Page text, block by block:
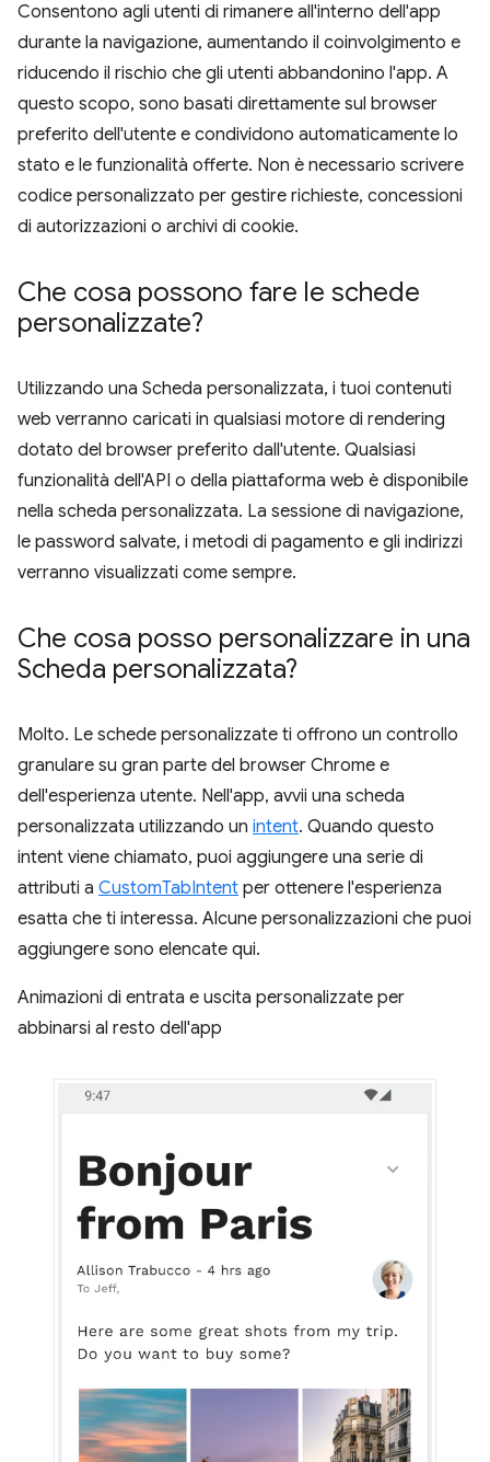
Consentono agli utenti di rimanere all'interno dell'app
durante la navigazione, aumentando il coinvolgimento e
riducendo il rischio che gli utenti abbandonino l'app. A
questo scopo, sono basati direttamente sul browser
preferito dell'utente e condividono automaticamente lo
stato e le funzionalità offerte. Non è necessario scrivere
codice personalizzato per gestire richieste, concessioni
di autorizzazioni o archivi di cookie.
Che cosa possono fare le schede
personalizzate?
Utilizzando una Scheda personalizzata, i tuoi contenuti
web verranno caricati in qualsiasi motore di rendering
dotato del browser preferito dall'utente. Qualsiasi
funzionalità dell'API o della piattaforma web è disponibile
nella scheda personalizzata. La sessione di navigazione,
le password salvate, i metodi di pagamento e gli indirizzi
verranno visualizzati come sempre.
Che cosa posso personalizzare in una
Scheda personalizzata?
Molto. Le schede personalizzate ti offrono un controllo
granulare su gran parte del browser Chrome e
dell'esperienza utente. Nell'app, avvii una scheda
personalizzata utilizzando un intent. Quando questo
intent viene chiamato, puoi aggiungere una serie di
attributi a CustomTabIntent per ottenere l'esperienza
esatta che ti interessa. Alcune personalizzazioni che puoi
aggiungere sono elencate qui.
Animazioni di entrata e uscita personalizzate per
abbinarsi al resto dell'app